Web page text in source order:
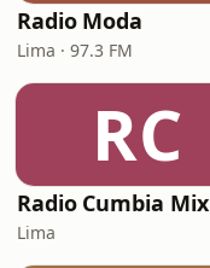
Radio Moda
Lima · 97.3 FM
RC
Radio Cumbia Mix
Lima